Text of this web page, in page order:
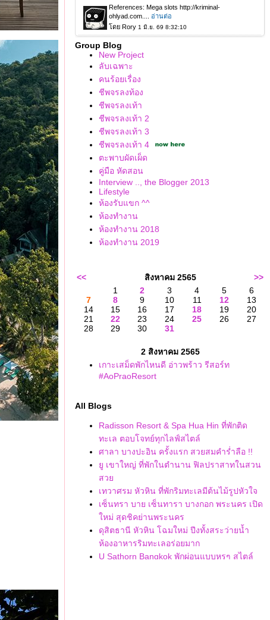
Group Blog
New Project
ลับเฉพาะ
คนร้อยเรื่อง
ชีพจรลงท้อง
ชีพจรลงเท้า
ชีพจรลงเท้า 2
ชีพจรลงเท้า 3
ชีพจรลงเท้า 4
ตะพาบผัดเผ็ด
คู่มือ หัดสอน
Interview .., the Blogger 2013
Lifestyle
ห้องรับแขก ^^
ห้องทำงาน
ห้องทำงาน 2018
ห้องทำงาน 2019
<< สิงหาคม 2565
>>
1
2 3 4 5
6
7
8 9 10 11 12
13
14
15 16 17 18 19
20
21
22 23 24 25 26
27
28
29 30 31
2 สิงหาคม 2565
เกาะเสม็ดพักไหนดี อ่าวพร้าว รีสอร์ท
#AoPraoResort
All Blogs
Radisson Resort & Spa Hua Hin ที่พักติด
ทะเล ตอบโจทย์ทุกไลฟ์สไตล์
ศาลา บางปะอิน ครั้งแรก สวยสมคำร่ำลือ !!
ู เขาใหญ่ ที่พักในตำนาน ฟิลปราสาทในสวน
สว
เทวาศรม หัวหิน ที่พักริมทะเลมีต้นไม้รูปหัวใจ
เซ็นทรา บาย เซ็นทารา บางกอก พระนคร เปิด
หม่ สุดชิคย่านพระนคร
ดุสิตธานี หัวหิน โฉมใหม่ ปีงทั้งสระว่ายน้ำ
ห้องอาหารริมทะเลอร่อยมาก
U Sathorn Bangkok พักผ่อนแบบหรูๆ สไตล์